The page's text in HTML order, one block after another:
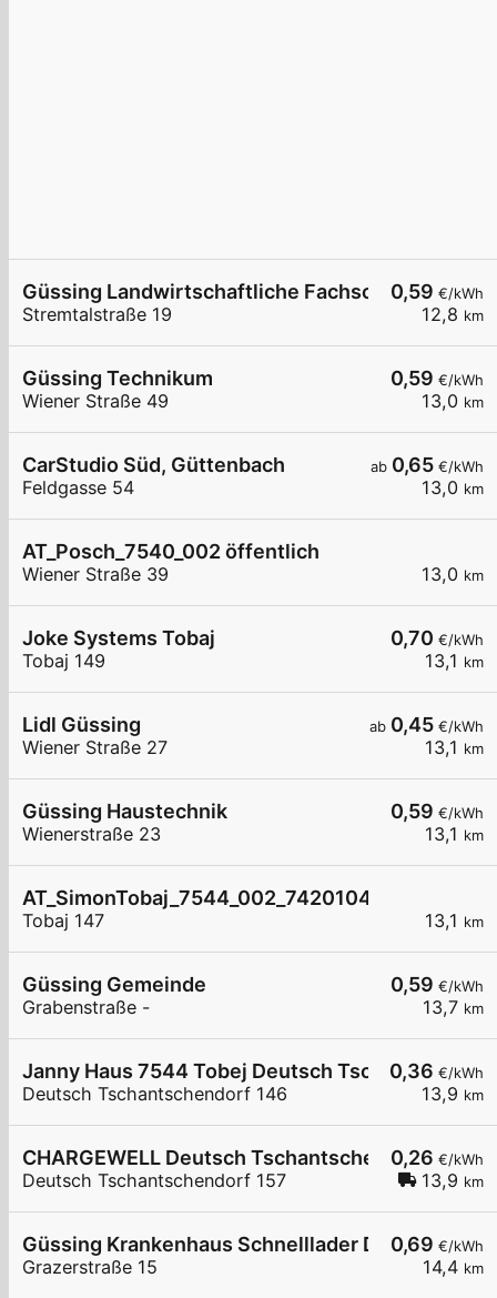
0,59 €/kWh
12,8 km
Güssing Landwirtschaftliche Fachschule
Stremtalstraße 19
0,59 €/kWh
13,0 km
Güssing Technikum
Wiener Straße 49
ab 0,65 €/kWh
13,0 km
CarStudio Süd, Güttenbach
Feldgasse 54
13,0 km
AT_Posch_7540_002 öffentlich
Wiener Straße 39
0,70 €/kWh
13,1 km
Joke Systems Tobaj
Tobaj 149
ab 0,45 €/kWh
13,1 km
Lidl Güssing
Wiener Straße 27
0,59 €/kWh
13,1 km
Güssing Haustechnik
Wienerstraße 23
13,1 km
AT_SimonTobaj_7544_002_7420104458
Tobaj 147
0,59 €/kWh
13,7 km
Güssing Gemeinde
Grabenstraße -
0,36 €/kWh
13,9 km
Janny Haus 7544 Tobej Deutsch
Deutsch Tschantschendorf 146
0,26 €/kWh
13,9 km
CHARGEWELL Deutsch Tschantschendorf 157
Deutsch Tschantschendorf 157
0,69 €/kWh
14,4 km
Güssing Krankenhaus Schnelllader DC150kW
Grazerstraße 15